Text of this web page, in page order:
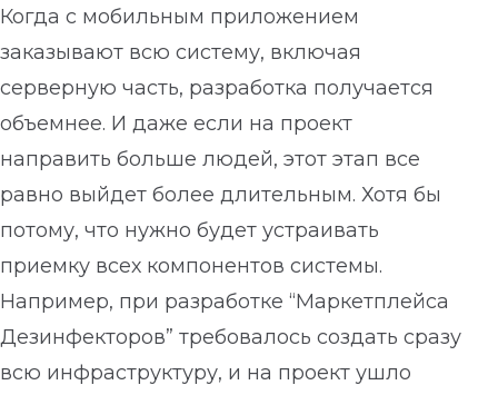
Когда с мобильным приложением
заказывают всю систему, включая
серверную часть, разработка получается
объемнее. И даже если на проект
направить больше людей, этот этап все
равно выйдет более длительным. Хотя бы
потому, что нужно будет устраивать
приемку всех компонентов системы.
Например, при разработке “Маркетплейса
Дезинфекторов” требовалось создать сразу
всю инфраструктуру, и на проект ушло